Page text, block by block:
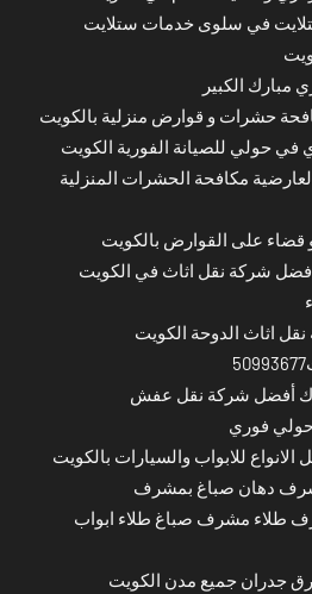
في سلوى خدمات ستلايت
الكبير
حشرات و قوارض منزلية بالكويت
حولي للصيانة الفورية الكويت
مكافحة الحشرات المنزلية
على القوارض بالكويت
شركة نقل اثاث في الكويت
اثاث الدوحة الكويت
أفضل شركة نقل عفش
فوري
للابواب والسيارات بالكويت
دهان صباغ بمشرف
طلاء مشرف صباغ طلاء ابواب
جدران جميع مدن الكويت